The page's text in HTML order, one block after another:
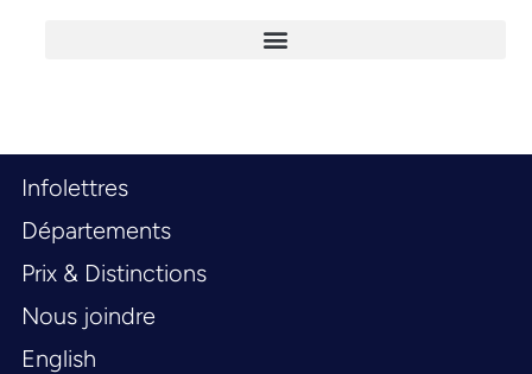
Infolettres
Départements
Prix & Distinctions
Nous joindre
English